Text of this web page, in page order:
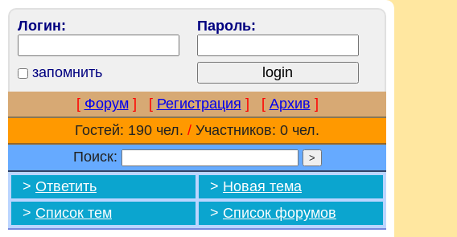
Логин: Пароль:
запомнить
[ Форум ] [ Регистрация ] [ Архив ]
Гостей: 190 чел. / Участников: 0 чел.
Поиск:
> Ответить > Новая тема
> Список тем > Список форумов